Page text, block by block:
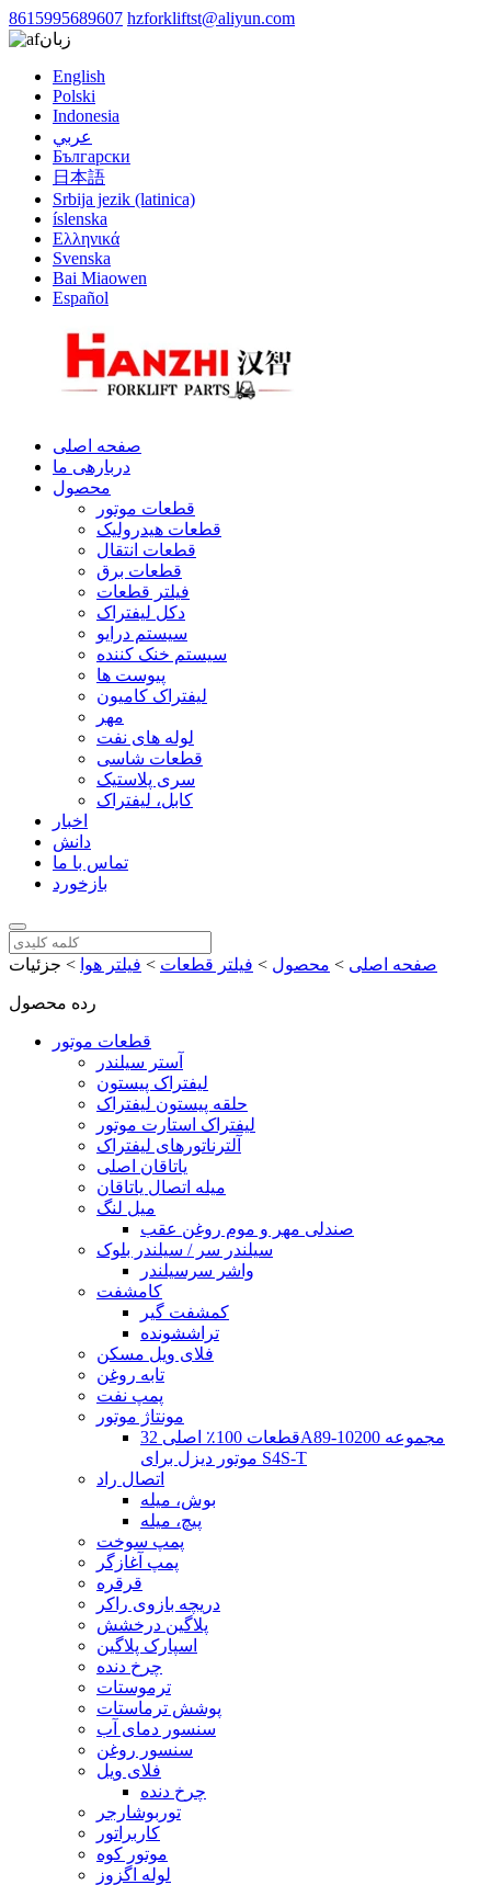
8615995689607 hzforkliftst@aliyun.com
زبان
English
Polski
Indonesia
عربي
Български
日本語
Srbija jezik (latinica)
íslenska
Ελληνικά
Svenska
Bai Miaowen
Español
صفحه اصلی
دربارهی ما
محصول
قطعات موتور
قطعات هیدرولیک
قطعات انتقال
قطعات برق
فیلتر قطعات
دکل لیفتراک
سیستم درایو
سیستم خنک کننده
پیوست ها
لیفتراک کامیون
مهر
لوله های نفت
قطعات شاسی
سری پلاستیک
کابل، لیفتراک
اخبار
دانش
تماس با ما
بازخورد
صفحه اصلی > محصول > فیلتر قطعات > فیلتر هوا > جزئیات
رده محصول
قطعات موتور
آستر سیلندر
لیفتراک پیستون
حلقه پیستون لیفتراک
لیفتراک استارت موتور
آلترناتورهای لیفتراک
یاتاقان اصلی
میله اتصال یاتاقان
میل لنگ
صندلی مهر و موم روغن عقب
سیلندر سر / سیلندر بلوک
واشر سرسیلندر
کامشفت
کمشفت گیر
تراششونده
فلای ویل مسکن
تابه روغن
پمپ نفت
مونتاژ موتور
قطعات 100٪ اصلی 32A89-10200 مجموعه
موتور دیزل برای S4S-T
اتصال راد
بوش، میله
پیچ، میله
پمپ سوخت
پمپ آغازگر
قرقره
دریچه بازوی راکر
پلاگین درخشش
اسپارک پلاگین
چرخ دنده
ترموستات
پوشش ترماستات
سنسور دمای آب
سنسور روغن
فلای ویل
چرخ دنده
توربوشارجر
کاربراتور
موتور کوه
لوله اگزوز